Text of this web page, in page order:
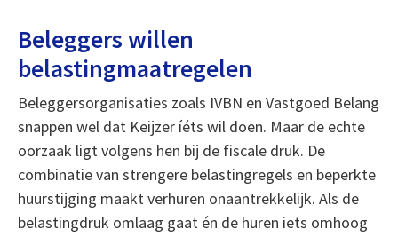
Beleggers willen
belastingmaatregelen
Beleggersorganisaties zoals IVBN en Vastgoed Belang
snappen wel dat Keijzer íéts wil doen. Maar de echte
oorzaak ligt volgens hen bij de fiscale druk. De
combinatie van strengere belastingregels en beperkte
huurstijging maakt verhuren onaantrekkelijk. Als de
belastingdruk omlaag gaat én de huren iets omhoog